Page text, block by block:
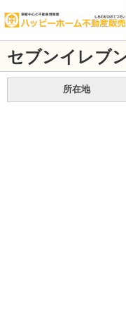
セブンイレブ
所在地